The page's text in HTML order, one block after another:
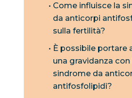
Come influisce la
da anticorpi
sulla fertilità?
È possibile portare
una gravidanza con
sindrome da
antifosfolipidi?